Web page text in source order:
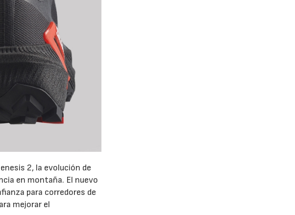
2, la evolución de
en montaña. El nuevo
para corredores de
mejorar el